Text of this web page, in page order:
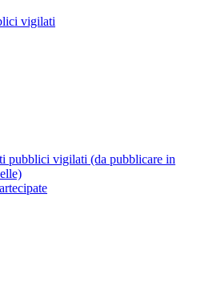
vigilati
pubblici vigilati (da pubblicare in